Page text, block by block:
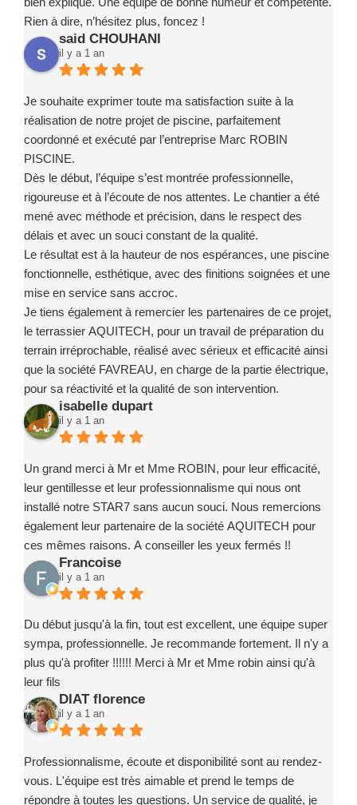
Rien à dire, n’hésitez plus, foncez !
said CHOUHANI
il y a 1 an
Je souhaite exprimer toute ma satisfaction suite à la
réalisation de notre projet de piscine, parfaitement
coordonné et exécuté par l’entreprise Marc ROBIN
PISCINE.
Dès le début, l’équipe s’est montrée professionnelle,
rigoureuse et à l’écoute de nos attentes. Le chantier a été
mené avec méthode et précision, dans le respect des
délais et avec un souci constant de la qualité.
Le résultat est à la hauteur de nos espérances, une piscine
fonctionnelle, esthétique, avec des finitions soignées et une
mise en service sans accroc.
Je tiens également à remercier les partenaires de ce projet,
le terrassier AQUITECH, pour un travail de préparation du
terrain irréprochable, réalisé avec sérieux et efficacité ainsi
que la société FAVREAU, en charge de la partie électrique,
pour sa réactivité et la qualité de son intervention.
Ce projet a été un exemple de coordination réussie, grâce à
des intervenants compétents, fiables et investis.
Je recommande sans la moindre hésitation l’entreprise
Marc ROBIN PISCINE et ses partenaires à toute personne
souhaitant concrétiser un projet de piscine en toute
confiance.
isabelle dupart
il y a 1 an
Un grand merci à Mr et Mme ROBIN, pour leur efficacité,
leur gentillesse et leur professionnalisme qui nous ont
installé notre STAR7 sans aucun souci. Nous remercions
également leur partenaire de la société AQUITECH pour
ces mêmes raisons. A conseiller les yeux fermés !!
Francoise
il y a 1 an
Du début jusqu'à la fin, tout est excellent, une équipe super
sympa, professionnelle. Je recommande fortement. Il n'y a
plus qu'à profiter !!!!!! Merci à Mr et Mme robin ainsi qu'à
leur fils
DIAT florence
il y a 1 an
Professionnalisme, écoute et disponibilité sont au rendez-
vous. L'équipe est très aimable et prend le temps de
répondre à toutes les questions. Un service de qualité, je